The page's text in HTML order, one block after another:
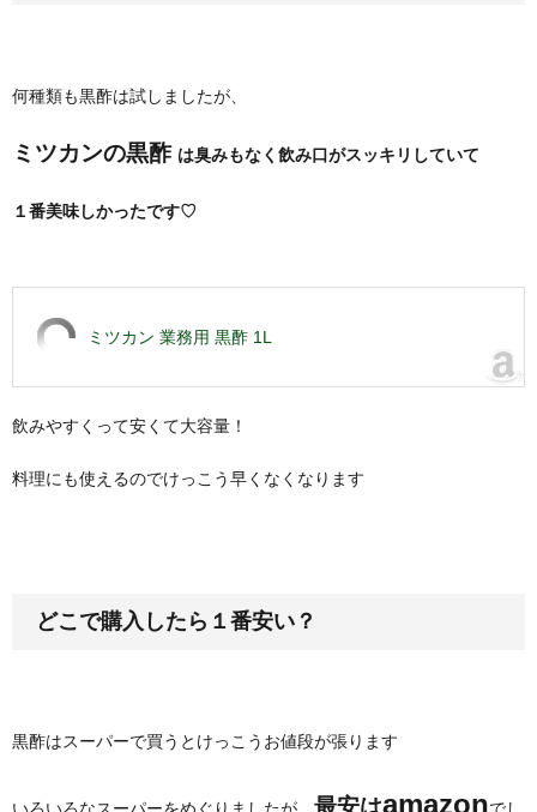
何種類も黒酢は試しましたが、
ミツカンの黒酢 は臭みもなく飲み口がスッキリしていて
１番美味しかったです♡
ミツカン 業務用 黒酢 1L
飲みやすくって安くて大容量！
料理にも使えるのでけっこう早くなくなります
どこで購入したら１番安い？
黒酢はスーパーで買うとけっこうお値段が張ります
最安はamazon